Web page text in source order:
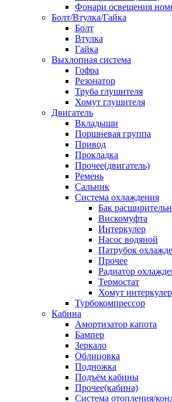
Фонари освещения
Болт/Втулка/Гайка
Болт
Втулка
Гайка
Выхлопная система
Гофра
Резонатор
Труба глушителя
Хомут глушителя
Двигатель
Вкладыши
Поршневая группа
Привод
Прокладка
Прочее(двигатель)
Ремень
Сальник
Система охлаждения
Бак
Вискомуфта
Интеркулер
Насос водяной
Патрубок
Прочее
Радиатор
Термостат
Хомут
Турбокомпрессор
Кабина
Амортизатор капота
Бампер
Зеркало
Облицовка
Подножка
Подъём кабины
Прочее(кабина)
Система отопления/